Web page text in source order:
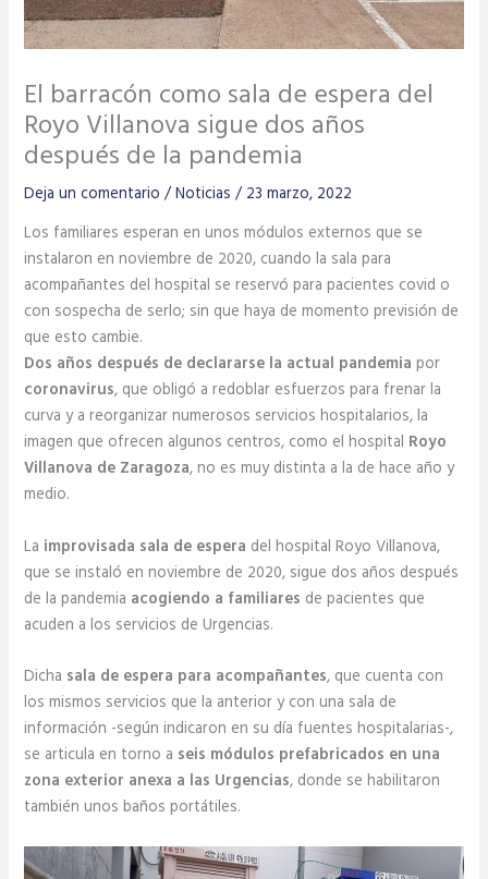
El barracón como sala de espera del
Royo Villanova sigue dos años
después de la pandemia
Deja un comentario /Noticias /23 marzo, 2022
Los familiares esperan en unos módulos externos que se
instalaron en noviembre de 2020, cuando la sala para
acompañantes del hospital se reservó para pacientes covid o
con sospecha de serlo; sin que haya de momento previsión de
que esto cambie.
Dos años después de declararse la actual pandemia por
coronavirus, que obligó a redoblar esfuerzos para frenar la
curva y a reorganizar numerosos servicios hospitalarios, la
imagen que ofrecen algunos centros, como el hospital Royo
Villanova de Zaragoza, no es muy distinta a la de hace año y
medio.
La improvisada sala de espera del hospital Royo Villanova,
que se instaló en noviembre de 2020, sigue dos años después
de la pandemia acogiendo a familiares de pacientes que
acuden a los servicios de Urgencias.
Dicha sala de espera para acompañantes, que cuenta con
los mismos servicios que la anterior y con una sala de
información -según indicaron en su día fuentes hospitalarias-,
se articula en torno a seis módulos prefabricados en una
zona exterior anexa a las Urgencias, donde se habilitaron
también unos baños portátiles.